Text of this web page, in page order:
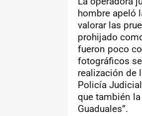
hombre apeló
valorar las
prohijado
fueron poco
fotográficos
realización de
Policía
que también
Guaduales”.